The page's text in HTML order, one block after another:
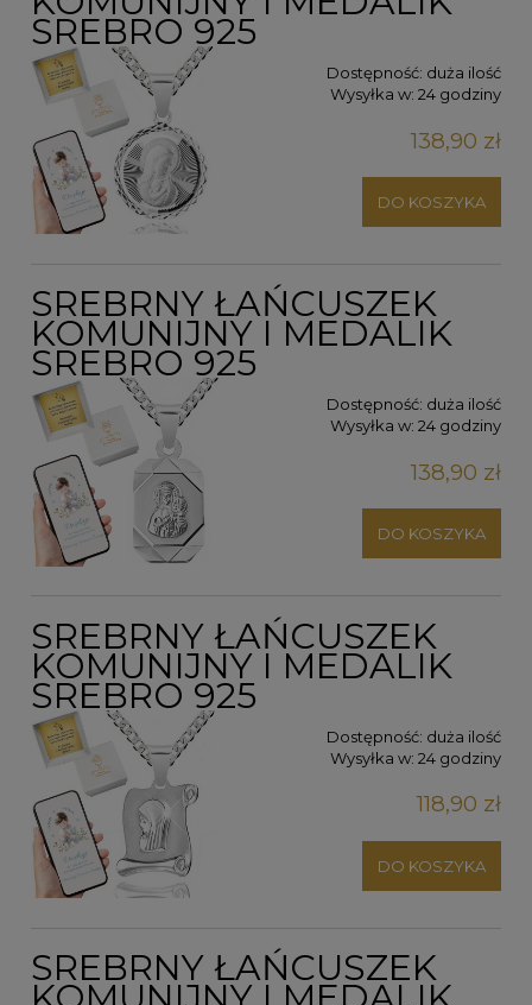
SREBRO 925
Dostępność: duża ilość
Wysyłka w: 24 godziny
138,90 zł
DO KOSZYKA
SREBRNY ŁAŃCUSZEK
KOMUNIJNY I MEDALIK
SREBRO 925
Dostępność: duża ilość
Wysyłka w: 24 godziny
138,90 zł
DO KOSZYKA
SREBRNY ŁAŃCUSZEK
KOMUNIJNY I MEDALIK
SREBRO 925
Dostępność: duża ilość
Wysyłka w: 24 godziny
118,90 zł
DO KOSZYKA
SREBRNY ŁAŃCUSZEK